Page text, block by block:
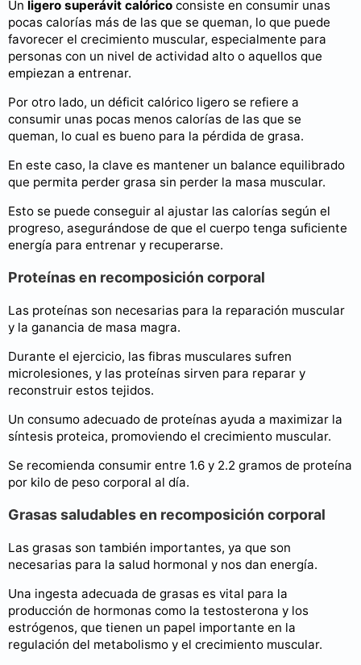
Un ligero superávit calórico consiste en consumir unas
pocas calorías más de las que se queman, lo que puede
favorecer el crecimiento muscular, especialmente para
personas con un nivel de actividad alto o aquellos que
empiezan a entrenar.
Por otro lado, un déficit calórico ligero se refiere a
consumir unas pocas menos calorías de las que se
queman, lo cual es bueno para la pérdida de grasa.
En este caso, la clave es mantener un balance equilibrado
que permita perder grasa sin perder la masa muscular.
Esto se puede conseguir al ajustar las calorías según el
progreso, asegurándose de que el cuerpo tenga suficiente
energía para entrenar y recuperarse.
Proteínas en recomposición corporal
Las proteínas son necesarias para la reparación muscular
y la ganancia de masa magra.
Durante el ejercicio, las fibras musculares sufren
microlesiones, y las proteínas sirven para reparar y
reconstruir estos tejidos.
Un consumo adecuado de proteínas ayuda a maximizar la
síntesis proteica, promoviendo el crecimiento muscular.
Se recomienda consumir entre 1.6 y 2.2 gramos de proteína
por kilo de peso corporal al día.
Grasas saludables en recomposición corporal
Las grasas son también importantes, ya que son
necesarias para la salud hormonal y nos dan energía.
Una ingesta adecuada de grasas es vital para la
producción de hormonas como la testosterona y los
estrógenos, que tienen un papel importante en la
regulación del metabolismo y el crecimiento muscular.